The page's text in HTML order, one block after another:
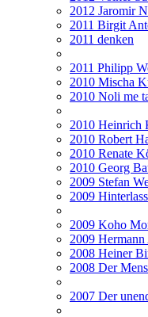
2012 Jaromir
2011 Birgit
2011 denken
2011 Philipp
2010 Mischa
2010 Noli me
2010 Heinrich
2010 Robert
2010 Renate
2010 Georg
2009 Stefan
2009
2009 Koho
2009
2008 Heiner
2008 Der
2007 Der